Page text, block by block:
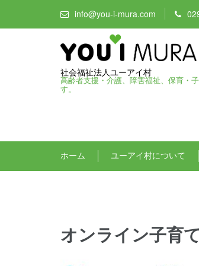
info@you-i-mura.com
社会福祉法人ユーアイ村
高齢者支援・介護、障害福祉、保育・
す。
ホーム ユーアイ村について
オンライン子育